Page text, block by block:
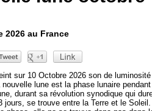
2026 au France
sur 10 Octobre 2026 son de luminosité
lune est la phase lunaire pendant
durant sa révolution synodique qui
jours, se trouve entre la Terre et le Soleil.